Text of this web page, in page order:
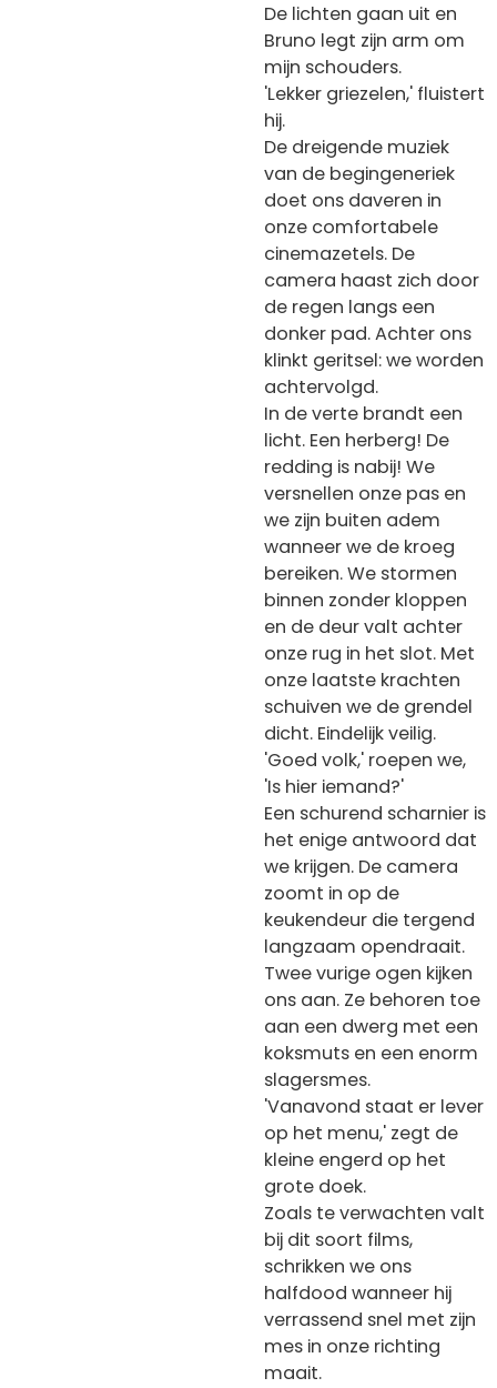
De lichten gaan uit en
Bruno legt zijn arm om
mijn schouders.
'Lekker griezelen,' fluistert
hij.
De dreigende muziek
van de begingeneriek
doet ons daveren in
onze comfortabele
cinemazetels. De
camera haast zich door
de regen langs een
donker pad. Achter ons
klinkt geritsel: we worden
achtervolgd.
In de verte brandt een
licht. Een herberg! De
redding is nabij! We
versnellen onze pas en
we zijn buiten adem
wanneer we de kroeg
bereiken. We stormen
binnen zonder kloppen
en de deur valt achter
onze rug in het slot. Met
onze laatste krachten
schuiven we de grendel
dicht. Eindelijk veilig.
'Goed volk,' roepen we,
'Is hier iemand?'
Een schurend scharnier is
het enige antwoord dat
we krijgen. De camera
zoomt in op de
keukendeur die tergend
langzaam opendraait.
Twee vurige ogen kijken
ons aan. Ze behoren toe
aan een dwerg met een
koksmuts en een enorm
slagersmes.
'Vanavond staat er lever
op het menu,' zegt de
kleine engerd op het
grote doek.
Zoals te verwachten valt
bij dit soort films,
schrikken we ons
halfdood wanneer hij
verrassend snel met zijn
mes in onze richting
maait.